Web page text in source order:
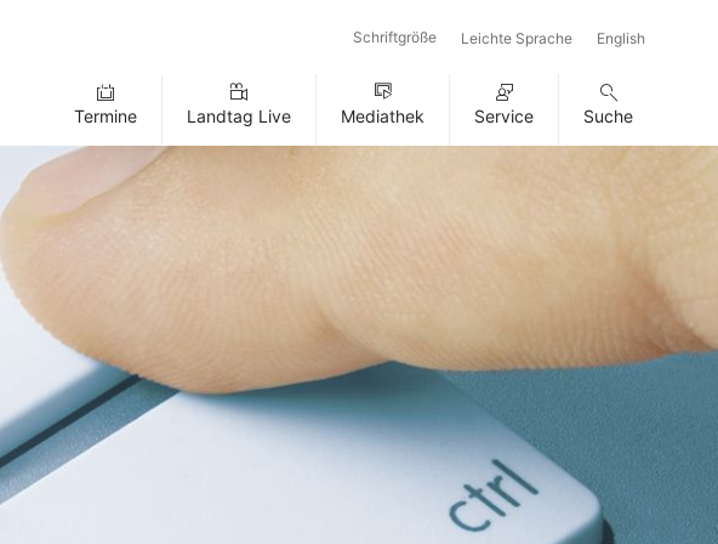
Schriftgröße Leichte Sprache English
Termine Landtag Live Mediathek Service Suche